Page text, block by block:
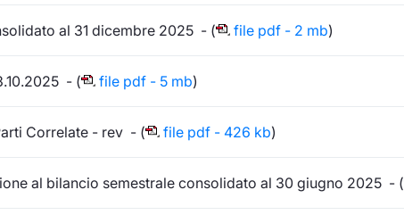
al 31 dicembre 2025 - ( file pdf - 2 mb)
- ( file pdf - 5 mb)
Correlate - rev - ( file pdf - 426 kb)
al bilancio semestrale consolidato al 30 giugno 2025 - (